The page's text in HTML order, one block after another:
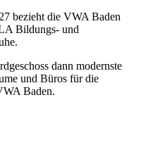
bezieht die VWA Baden
Bildungs- und
dann modernste
und Büros für die
Baden.